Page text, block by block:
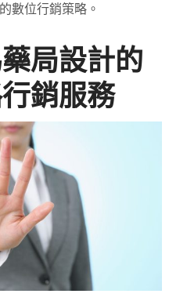
數位行銷策略。
局設計的
銷服務